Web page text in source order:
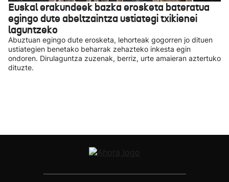
Euskal erakundeek bazka erosketa bateratua
egingo dute abeltzaintza ustiategi txikienei
laguntzeko
Abuztuan egingo dute erosketa, lehorteak gogorren jo dituen
ustiategien benetako beharrak zehazteko inkesta egin
ondoren. Dirulaguntza zuzenak, berriz, urte amaieran aztertuko
dituzte.